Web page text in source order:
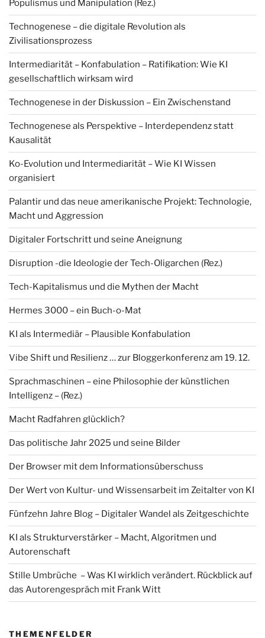
Populismus und Manipulation (Rez.)
Technogenese – die digitale Revolution als
Zivilisationsprozess
Intermediarität – Konfabulation – Ratifikation: Wie KI
gesellschaftlich wirksam wird
Technogenese in der Diskussion – Ein Zwischenstand
Technogenese als Perspektive – Interdependenz statt
Kausalität
Ko-Evolution und Intermediarität – Wie KI Wissen
organisiert
Palantir und das neue amerikanische Projekt: Technologie,
Macht und Aggression
Digitaler Fortschritt und seine Aneignung
Disruption -die Ideologie der Tech-Oligarchen (Rez.)
Tech-Kapitalismus und die Mythen der Macht
Hermes 3000 – ein Buch-o-Mat
KI als Intermediär – Plausible Konfabulation
Vibe Shift und Resilienz … zur Bloggerkonferenz am 19. 12.
Sprachmaschinen – eine Philosophie der künstlichen
Intelligenz – (Rez.)
Macht Radfahren glücklich?
Das politische Jahr 2025 und seine Bilder
Der Browser mit dem Informationsüberschuss
Der Wert von Kultur- und Wissensarbeit im Zeitalter von KI
Fünfzehn Jahre Blog – Digitaler Wandel als Zeitgeschichte
KI als Strukturverstärker – Macht, Algoritmen und
Autorenschaft
Stille Umbrüche – Was KI wirklich verändert. Rückblick auf
das Autorengespräch mit Frank Witt
THEMENFELDER